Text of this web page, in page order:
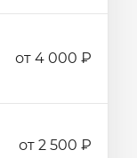
от 4 000 ₽
от 2 500 ₽